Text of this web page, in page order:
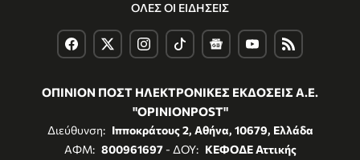
ΟΛΕΣ ΟΙ ΕΙΔΗΣΕΙΣ
ΟΠΙΝΙΟΝ ΠΟΣΤ ΗΛΕΚΤΡΟΝΙΚΕΣ ΕΚΔΟΣΕΙΣ Α.Ε.
"OPINIONPOST"
Διεύθυνση: Ιπποκράτους 2, Αθήνα, 10679, Ελλάδα
ΑΦΜ: 800961697- ΔΟΥ: ΚΕΦΟΔΕ Αττικής